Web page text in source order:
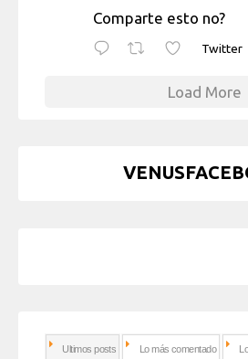
Comparte esto no?
Twitter
Load More
Ultimos posts Lo más comentado